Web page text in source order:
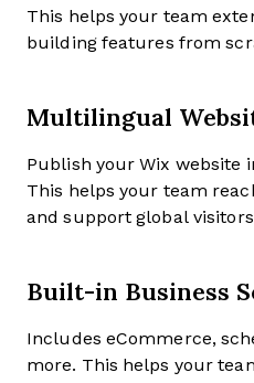
This helps your team
building features from
Multilingual
Publish your Wix website
This helps your team
and support global
Built-in Business
Includes eCommerce,
more. This helps your